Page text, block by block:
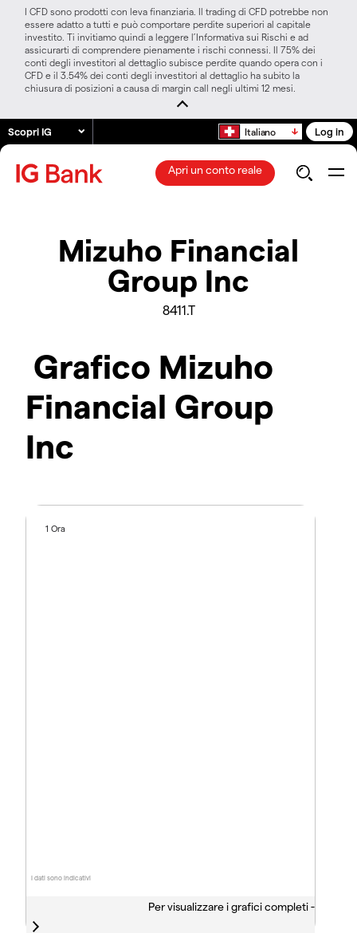
I CFD sono prodotti con leva finanziaria. Il trading di CFD potrebbe non
essere adatto a tutti e può comportare perdite superiori al capitale
investito. Ti invitiamo quindi a leggere l’Informativa sui Rischi e ad
assicurarti di comprendere pienamente i rischi connessi. Il 75% dei
conti degli investitori al dettaglio subisce perdite quando opera con i
CFD e il 3.54% dei conti degli investitori al dettaglio ha subito la
chiusura di posizioni a causa di margin call negli ultimi 12 mesi.
Scopri IG Italiano Log in
Apri un conto reale
Mizuho Financial
Group Inc
8411.T
Grafico Mizuho
Financial Group
Inc
I dati sono indicativi
1 Ora
Per visualizzare i grafici completi -